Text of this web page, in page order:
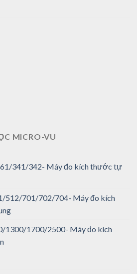
MICRO-VU
341/342- Máy đo kích thước tự
512/701/702/704- Máy đo kích
1300/1700/2500- Máy đo kích